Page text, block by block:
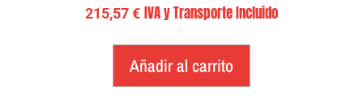
215,57€ IVA y Transporte Incluido
Añadir al carrito